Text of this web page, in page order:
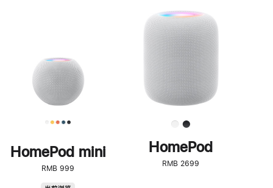
HomePod mini
RMB 999
步
了
解
HomePod<
HomePod
RMB 2699